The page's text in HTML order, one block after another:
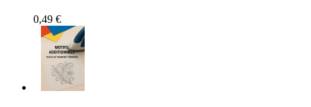
0,49 €